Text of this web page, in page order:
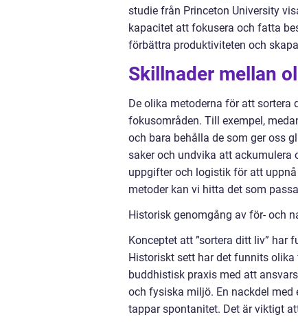
studie från Princeton University
kapacitet att fokusera och fatta
förbättra produktiviteten och
Skillnader mellan
De olika metoderna för att
fokusområden. Till exempel,
och bara behålla de som ger oss
saker och undvika att ackumulera
uppgifter och logistik för att
metoder kan vi hitta det som
Historisk genomgång av för- och
Konceptet att ”sortera ditt liv” har
Historiskt sett har det funnits
buddhistisk praxis med att
och fysiska miljö. En nackdel
tappar spontanitet. Det är viktigt